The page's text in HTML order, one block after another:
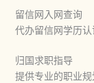
留信网入网查询
代办留信网学历
归国求职指导
提供专业的职业